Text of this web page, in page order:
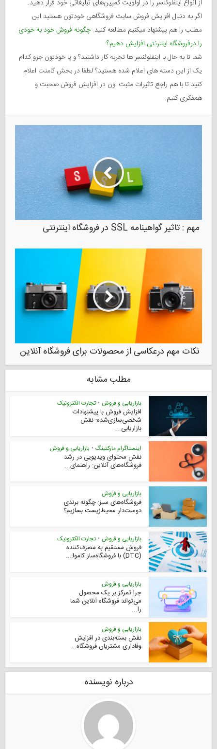
از انواع اینفلوئنسر را در اولویت کمپین‌های تبلیغاتی خود قرار دهید.
اگر به دنبال افزایش فروش سایت فروشگاهی خودتون هستید این
مطلب را هم پیشنهاد میکنیم مطالعه کنید.چگونه فروش خود به خودی
را درفروشگاه اینترنتی افزایش دهیم؟
شما تا به حال با اینفلوئنسر ها تجربه کار داشتید؟ و یا خودتون جزو کدام
یک از این دسته های اعلام شده هستید؟ لطفا در بخش کامنت اعلام
کنید تا با هم راجع تاثیرات مثبت اون در افزایش فروش صحبت و
همفکری کنیم.
مهم : تاثیر گواهینامه SSL در فروشگاه اینترنتی
نکات مهم درعکاسی از محصولات برای فروشگاه آنلاین
مطلب مشابه
بازاریابی و فروش • تجارت الکترونیک
افزایش فروش با پیشنهادات
شخصی‌سازی‌شده: نقش
بازاریابی...
اینستاگرام مارکتینگ • بازاریابی و فروش
نقش محتوای ویدیویی در رشد
فروشگاه‌های آنلاین: راهنمای...
بازاریابی و فروش
فروشگاه‌های سبز: چگونه برندی
دوست‌دار محیط‌زیست بسازیم؟
بازاریابی و فروش • تجارت الکترونیک
فروش مستقیم به مصرف‌کننده
(DTC) با فروشگاه‌ساز کاموا:...
بازاریابی و فروش
چرا تمرکز بر یک محصول
می‌تواند فروشگاه آنلاین شما
را...
بازاریابی و فروش
نقش بسته‌بندی در افزایش
وفاداری مشتریان فروشگاه...
درباره نویسنده